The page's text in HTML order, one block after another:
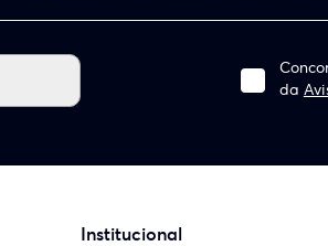
da
Institucional